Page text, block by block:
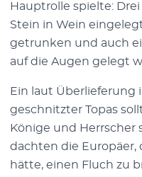
Hauptrolle spielte:
Stein in Wein
getrunken und auch
auf die Augen gelegt
Ein laut Überlieferung
geschnitzter Topas
Könige und Herrscher
dachten die Europäer,
hätte, einen Fluch zu